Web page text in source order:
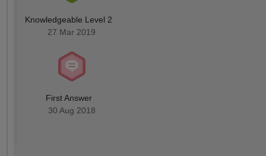
Knowledgeable Level 2
27 Mar 2019
First Answer
30 Aug 2018